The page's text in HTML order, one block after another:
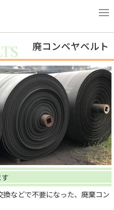
廃コンベヤベルト
などで不要になった、廃棄コン